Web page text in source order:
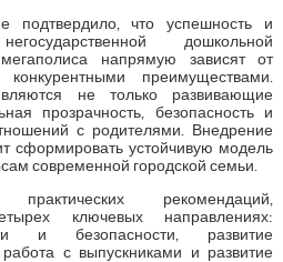
подтвердило, что успешность и
дошкольной
напрямую зависят от
преимуществами.
не только развивающие
прозрачность, безопасность и
с родителями. Внедрение
сформировать устойчивую модель
современной городской семьи.
рекомендаций,
ключевых направлениях:
и безопасности, развитие
с выпускниками и развитие